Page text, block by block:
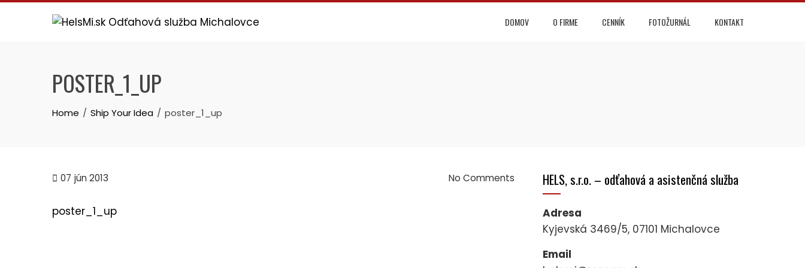
Skip
DOMOV O FIRME CENNÍK FOTOŽURNÁL KONTAKT
POSTER_1_UP
Home Ship Your Idea poster_1_up
07 jún 2013 No Comments
poster_1_up
HELS, s.r.o. – odťahová a asistenčná služba
Adresa
Kyjevská 3469/5, 07101 Michalovce
Email